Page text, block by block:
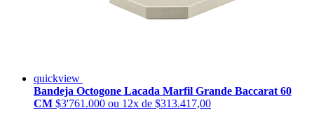
quickview
Bandeja Octogone Lacada Marfil Grande Baccarat 60
CM $3'761.000 ou 12x de $313.417,00